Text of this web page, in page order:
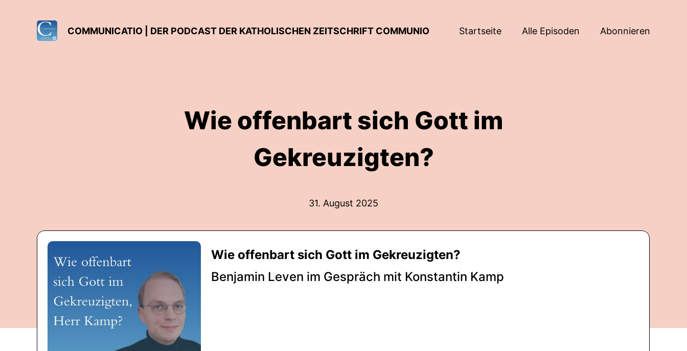
COMMUNICATIO | DER PODCAST DER KATHOLISCHEN ZEITSCHRIFT COMMUNIO Startseite Alle Episoden Abonnieren
Wie offenbart sich Gott im
Gekreuzigten?
31. August 2025